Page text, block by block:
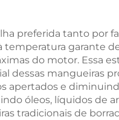
para
preferida tanto por
temperatura garante
do motor. Essa
dessas mangueiras
apertados e
óleos, líquidos de
tradicionais de